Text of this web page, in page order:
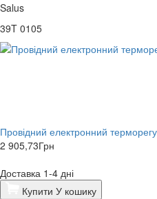
Salus
39T 0105
Провідний електронний
2 905,73Грн
Доставка 1-4 дні
Купити У кошику